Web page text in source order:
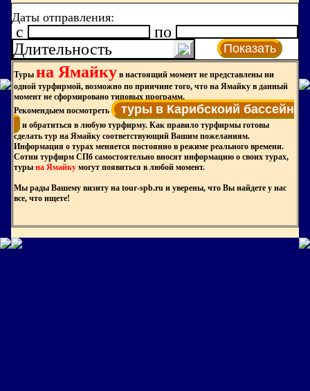
Даты отправления:
c
по
Длительность
Показать
Туры на Ямайку в настоящий момент не представлены ни
одной турфирмой, возможно по приичине того, что на Ямайку в данный
момент не сформировано типовых программ.
Рекомендыем посмотреть туры в Карибскоий бассейн
и обратиться в любую турфирму. Как правило турфирмы готовы
сделать тур на Ямайку соответствующий Вашим пожеланиям.
Информация о турах меняется постоянно в режиме реального времени.
Сотни турфирм СПб самостоятельно вносят информацию о своих турах,
туры на Ямайку могут появиться в любой момент.
Мы рады Вашему визиту на tour-spb.ru и уверены, что Вы найдете у нас
все, что ищете!